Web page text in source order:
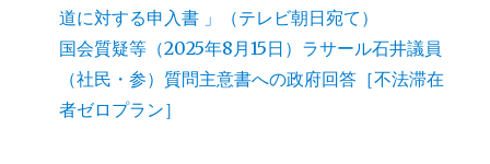
道に対する申入書 」（テレビ朝日宛て）
国会質疑等（2025年8月15日）ラサール石井議員
（社民・参）質問主意書への政府回答［不法滞在
者ゼロプラン］